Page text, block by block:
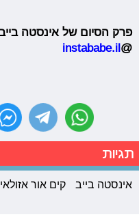
@
instababe.il
תגיות
אינסטה בייב קים אור אזולאי